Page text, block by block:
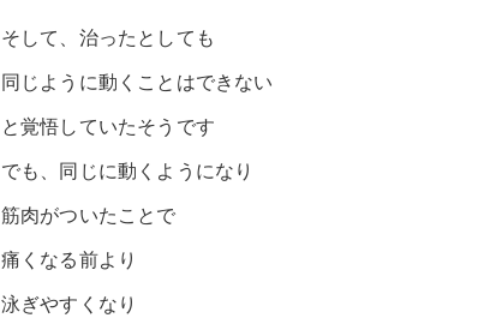
そして、治ったとしても
同じように動くことはできない
と覚悟していたそうです
でも、同じに動くようになり
筋肉がついたことで
痛くなる前より
泳ぎやすくなり